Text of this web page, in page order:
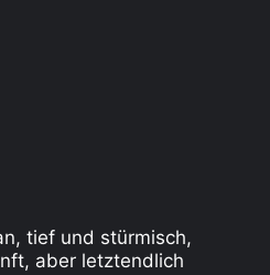
tief und stürmisch,
aber letztendlich